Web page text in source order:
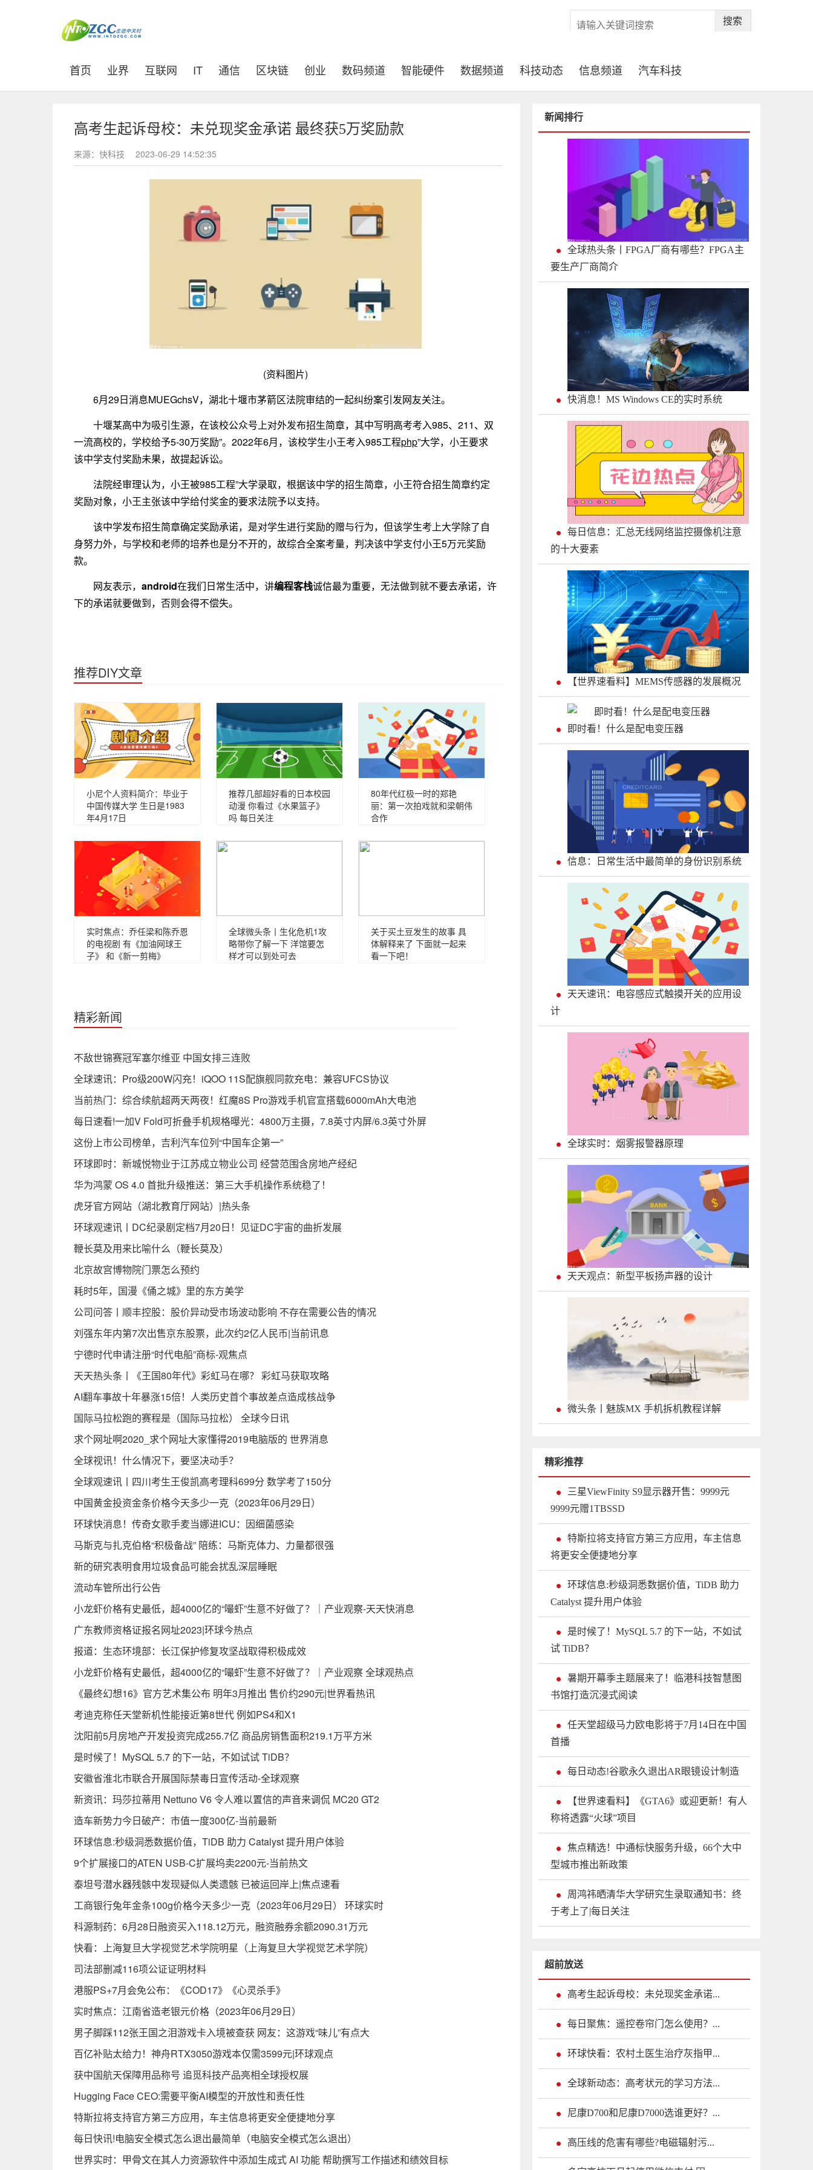
搜索
首页 (current)
业界 互联网 IT 通信 区块链 创业 数码频道 智能硬件 数据频道 科技动态 信息频道 汽车科技
高考生起诉母校：未兑现奖金承诺 最终获5万奖励款
来源：快科技 2023-06-29 14:52:35
(资料图片)
6月29日消息MUEGchsV，湖北十堰市茅箭区法院审结的一起纠纷案引发网友关注。
十堰某高中为吸引生源，在该校公众号上对外发布招生简章，其中写明高考考入985、211、双
一流高校的，学校给予5-30万奖励”。2022年6月，该校学生小王考入985工程php”大学，小王要求
该中学支付奖励未果，故提起诉讼。
法院经审理认为，小王被985工程”大学录取，根据该中学的招生简章，小王符合招生简章约定
奖励对象，小王主张该中学给付奖金的要求法院予以支持。
该中学发布招生简章确定奖励承诺，是对学生进行奖励的赠与行为，但该学生考上大学除了自
身努力外，与学校和老师的培养也是分不开的，故综合全案考量，判决该中学支付小王5万元奖励
款。
网友表示， android在我们日常生活中，讲编程客栈诚信最为重要，无法做到就不要去承诺，许
下的承诺就要做到，否则会得不偿失。
推荐DIY文章
小尼个人资料简介：毕业于
中国传媒大学 生日是1983
年4月17日
推荐几部超好看的日本校园
动漫 你看过《水果篮子》
吗 每日关注
80年代红极一时的郑艳
丽：第一次拍戏就和梁朝伟
合作
实时焦点：乔任梁和陈乔恩
的电视剧 有《加油网球王
子》 和《新一剪梅》
全球微头条丨生化危机1攻
略带你了解一下 洋馆要怎
样才可以到处可去
关于买土豆发生的故事 具
体解释来了 下面就一起来
看一下吧！
精彩新闻
不敌世锦赛冠军塞尔维亚 中国女排三连败
全球速讯：Pro级200W闪充！iQOO 11S配旗舰同款充电：兼容UFCS协议
当前热门：综合续航超两天两夜！红魔8S Pro游戏手机官宣搭载6000mAh大电池
每日速看!一加V Fold可折叠手机规格曝光：4800万主摄，7.8英寸内屏/6.3英寸外屏
这份上市公司榜单，吉利汽车位列“中国车企第一”
环球即时：新城悦物业于江苏成立物业公司 经营范围含房地产经纪
华为鸿蒙 OS 4.0 首批升级推送：第三大手机操作系统稳了！
虎牙官方网站（湖北教育厅网站）|热头条
环球观速讯丨DC纪录剧定档7月20日！见证DC宇宙的曲折发展
鞭长莫及用来比喻什么（鞭长莫及）
北京故宫博物院门票怎么预约
耗时5年，国漫《俑之城》里的东方美学
公司问答丨顺丰控股：股价异动受市场波动影响 不存在需要公告的情况
刘强东年内第7次出售京东股票，此次约2亿人民币|当前讯息
宁德时代申请注册“时代电船”商标-观焦点
天天热头条丨《王国80年代》彩虹马在哪？ 彩虹马获取攻略
AI翻车事故十年暴涨15倍！人类历史首个事故差点造成核战争
国际马拉松跑的赛程是（国际马拉松） 全球今日讯
求个网址啊2020_求个网址大家懂得2019电脑版的 世界消息
全球视讯！什么情况下，要坚决动手？
全球观速讯丨四川考生王俊凯高考理科699分 数学考了150分
中国黄金投资金条价格今天多少一克（2023年06月29日）
环球快消息！传奇女歌手麦当娜进ICU：因细菌感染
马斯克与扎克伯格“积极备战” 陪练：马斯克体力、力量都很强
新的研究表明食用垃圾食品可能会扰乱深层睡眠
流动车管所出行公告
小龙虾价格有史最低，超4000亿的“嘬虾”生意不好做了？｜产业观察-天天快消息
广东教师资格证报名网址2023|环球今热点
报道：生态环境部：长江保护修复攻坚战取得积极成效
小龙虾价格有史最低，超4000亿的“嘬虾”生意不好做了？｜产业观察 全球观热点
《最终幻想16》官方艺术集公布 明年3月推出 售价约290元|世界看热讯
考迪克称任天堂新机性能接近第8世代 例如PS4和X1
沈阳前5月房地产开发投资完成255.7亿 商品房销售面积219.1万平方米
是时候了！MySQL 5.7 的下一站，不如试试 TiDB？
安徽省淮北市联合开展国际禁毒日宣传活动-全球观察
新资讯：玛莎拉蒂用 Nettuno V6 令人难以置信的声音来调侃 MC20 GT2
造车新势力今日破产：市值一度300亿-当前最新
环球信息:秒级洞悉数据价值，TiDB 助力 Catalyst 提升用户体验
9个扩展接口的ATEN USB-C扩展坞卖2200元-当前热文
泰坦号潜水器残骸中发现疑似人类遗骸 已被运回岸上|焦点速看
工商银行兔年金条100g价格今天多少一克（2023年06月29日） 环球实时
科源制药：6月28日融资买入118.12万元，融资融券余额2090.31万元
快看：上海复旦大学视觉艺术学院明星（上海复旦大学视觉艺术学院）
司法部删减116项公证证明材料
港服PS+7月会免公布：《COD17》《心灵杀手》
实时焦点：江南省造老银元价格（2023年06月29日）
男子脚踩112张王国之泪游戏卡入境被查获 网友：这游戏“味儿”有点大
百亿补贴太给力！神舟RTX3050游戏本仅需3599元|环球观点
获中国航天保障用品称号 追觅科技产品亮相全球授权展
Hugging Face CEO:需要平衡AI模型的开放性和责任性
特斯拉将支持官方第三方应用，车主信息将更安全便捷地分享
每日快讯!电脑安全模式怎么退出最简单（电脑安全模式怎么退出）
世界实时：甲骨文在其人力资源软件中添加生成式 AI 功能 帮助撰写工作描述和绩效目标
新闻排行
全球热头条丨FPGA厂商有哪些？FPGA主
要生产厂商简介
快消息！MS Windows CE的实时系统
每日信息：汇总无线网络监控摄像机注意
的十大要素
【世界速看料】MEMS传感器的发展概况
即时看！什么是配电变压器
信息：日常生活中最简单的身份识别系统
天天速讯：电容感应式触摸开关的应用设
计
全球实时：烟雾报警器原理
天天观点：新型平板扬声器的设计
微头条丨魅族MX 手机拆机教程详解
精彩推荐
三星ViewFinity S9显示器开售：9999元
9999元赠1TBSSD
特斯拉将支持官方第三方应用，车主信息
将更安全便捷地分享
环球信息:秒级洞悉数据价值，TiDB 助力
Catalyst 提升用户体验
是时候了！MySQL 5.7 的下一站，不如试
试 TiDB？
暑期开幕季主题展来了！临港科技智慧图
书馆打造沉浸式阅读
任天堂超级马力欧电影将于7月14日在中国
首播
每日动态!谷歌永久退出AR眼镜设计制造
【世界速看料】《GTA6》或迎更新！有人
称将透露“火球”项目
焦点精选！中通标快服务升级，66个大中
型城市推出新政策
周鸿祎晒清华大学研究生录取通知书：终
于考上了|每日关注
超前放送
高考生起诉母校：未兑现奖金承诺...
每日聚焦：遥控卷帘门怎么使用？...
环球快看：农村土医生治疗灰指甲...
全球新动态：高考状元的学习方法...
尼康D700和尼康D7000选谁更好？...
高压线的危害有哪些?电磁辐射污...